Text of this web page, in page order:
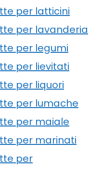
per latticini
per lavanderia
per legumi
per lievitati
per liquori
per lumache
per maiale
per marinati
per